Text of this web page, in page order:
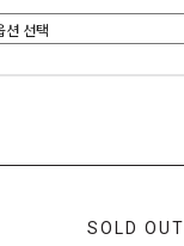
SOLD OUT